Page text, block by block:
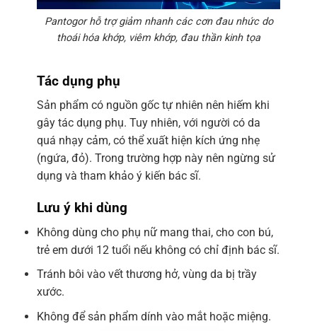
Pantogor hỗ trợ giảm nhanh các cơn đau nhức do
thoái hóa khớp, viêm khớp, đau thần kinh tọa
Tác dụng phụ
Sản phẩm có nguồn gốc tự nhiên nên hiếm khi
gây tác dụng phụ. Tuy nhiên, với người có da
quá nhạy cảm, có thể xuất hiện kích ứng nhẹ
(ngứa, đỏ). Trong trường hợp này nên ngừng sử
dụng và tham khảo ý kiến bác sĩ.
Lưu ý khi dùng
Không dùng cho phụ nữ mang thai, cho con bú,
trẻ em dưới 12 tuổi nếu không có chỉ định bác sĩ.
Tránh bôi vào vết thương hở, vùng da bị trầy
xước.
Không để sản phẩm dính vào mắt hoặc miệng.